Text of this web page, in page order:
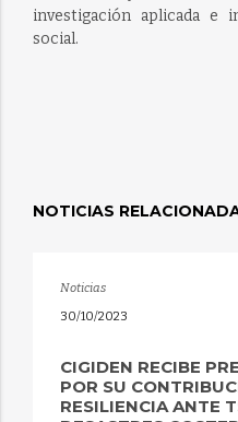
investigación aplicada e
social.
NOTICIAS
Noticias
30/10/2023
CIGIDEN RECIBE
POR SU
RESILIENCIA ANTE